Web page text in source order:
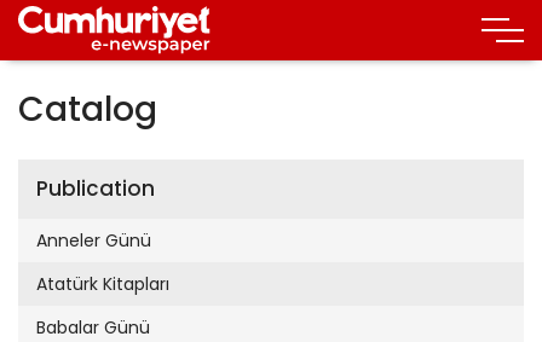
Catalog
Publication
Anneler Günü
Atatürk Kitapları
Babalar Günü